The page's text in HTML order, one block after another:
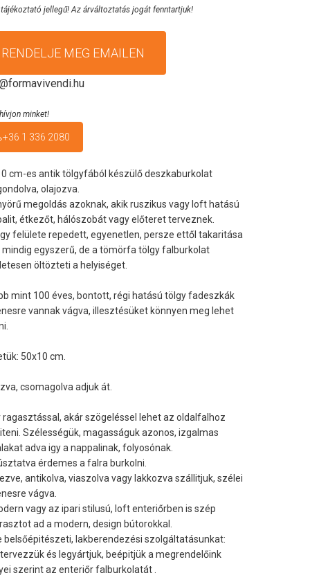
jellegű! Az árváltoztatás jogát fenntartjuk!
RENDELJE MEG EMAILEN
minket!
+36 1 336 2080
cm-es antik tölgyfából készülő deszkaburkolat
olajozva.
megoldás azoknak, akik ruszikus vagy loft hatású
étkezőt, hálószobát vagy előteret terveznek.
felülete repedett, egyenetlen, persze ettől takaritása
mindig egyszerű, de a tömörfa tölgy falburkolat
öltözteti a helyiséget.
mint 100 éves, bontott, régi hatású tölgy fadeszkák
vannak vágva, illesztésüket könnyen meg lehet
50x10 cm.
csomagolva adjuk át.
ragasztással, akár szögeléssel lehet az oldalfalhoz
Szélességük, magasságuk azonos, izgalmas
adva igy a nappalinak, folyosónak.
érdemes a falra burkolni.
antikolva, viaszolva vagy lakkozva szállitjuk, szélei
vágva.
vagy az ipari stilusú, loft enteriőrben is szép
ad a modern, design bútorokkal.
belsőépitészeti, lakberendezési szolgáltatásunkat:
és legyártjuk, beépitjük a megrendelőink
szerint az enteriőr falburkolatát .